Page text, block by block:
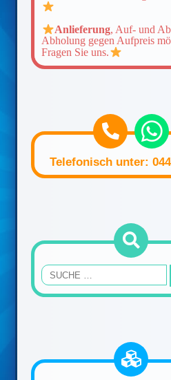
Anlieferung, Auf- und
Abholung gegen Aufpreis
Fragen Sie uns.
Telefonisch unter: